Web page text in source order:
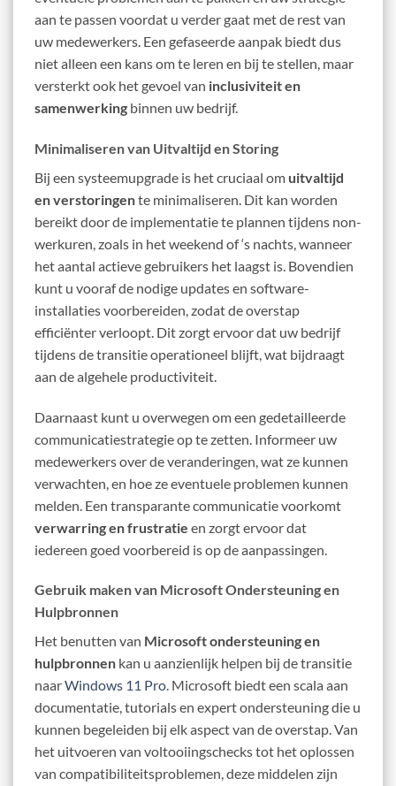
aan te passen voordat u verder gaat met de rest van
uw medewerkers. Een gefaseerde aanpak biedt dus
niet alleen een kans om te leren en bij te stellen, maar
versterkt ook het gevoel van inclusiviteit en
samenwerking binnen uw bedrijf.
Minimaliseren van Uitvaltijd en Storing
Bij een systeemupgrade is het cruciaal om uitvaltijd
en verstoringente minimaliseren. Dit kan worden
bereikt door de implementatie te plannen tijdens non-
werkuren, zoals in het weekend of ‘s nachts, wanneer
het aantal actieve gebruikers het laagst is. Bovendien
kunt u vooraf de nodige updates en software-
installaties voorbereiden, zodat de overstap
efficiënter verloopt. Dit zorgt ervoor dat uw bedrijf
tijdens de transitie operationeel blijft, wat bijdraagt
aan de algehele productiviteit.
Daarnaast kunt u overwegen om een gedetailleerde
communicatiestrategie op te zetten. Informeer uw
medewerkers over de veranderingen, wat ze kunnen
verwachten, en hoe ze eventuele problemen kunnen
melden. Een transparante communicatie voorkomt
verwarring en frustratie en zorgt ervoor dat
iedereen goed voorbereid is op de aanpassingen.
Gebruik maken van Microsoft Ondersteuning en
Hulpbronnen
Het benutten van Microsoft ondersteuning en
hulpbronnen kan u aanzienlijk helpen bij de transitie
naarWindows 11 Pro. Microsoft biedt een scala aan
documentatie, tutorials en expert ondersteuning die u
kunnen begeleiden bij elk aspect van de overstap. Van
het uitvoeren van voltooiingschecks tot het oplossen
van compatibiliteitsproblemen, deze middelen zijn